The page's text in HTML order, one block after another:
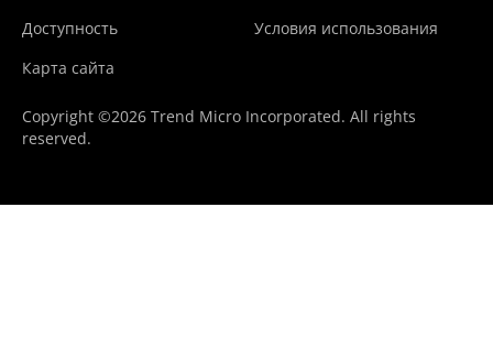
Доступность
Условия использования
Карта сайта
Copyright ©2026 Trend Micro Incorporated. All rights
reserved.